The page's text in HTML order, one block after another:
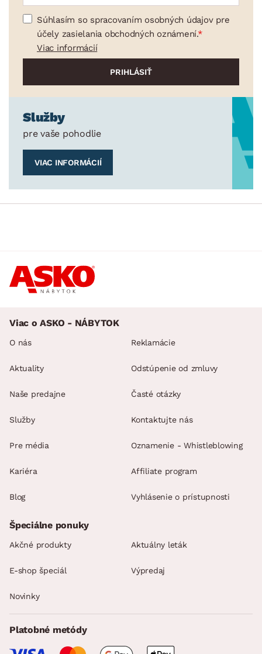
Súhlasím so spracovaním osobných údajov pre
účely zasielania obchodných oznámení.
Viac informácií
Služby
pre vaše pohodlie
VIAC INFORMÁCIÍ
Viac o ASKO - NÁBYTOK
O nás
Aktuality
Naše predajne
Služby
Pre média
Kariéra
Blog
Reklamácie
Odstúpenie od zmluvy
Časté otázky
Kontaktujte nás
Oznamenie - Whistleblowing
Affiliate program
Vyhlásenie o prístupnosti
Špeciálne ponuky
Akčné produkty Aktuálny leták
E-shop špeciál Výpredaj
Novinky
Platobné metódy